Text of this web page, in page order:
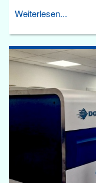
Weiterlesen...